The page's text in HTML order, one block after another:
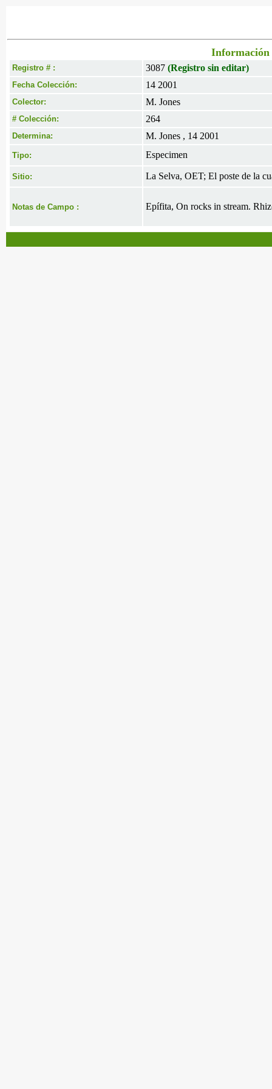
Información
Registro # : 3087 (Registro sin editar)
Fecha Colección: 14 2001
Colector: M. Jones
# Colección: 264
Determina: M. Jones , 14 2001
Tipo: Especimen
Sitio: La Selva, OET; El poste de la
Notas de Campo : Epífita, On rocks in stream.